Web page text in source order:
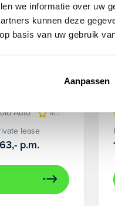
we informatie over uw
kunnen deze
basis van uw gebruik
Aanpassen
Auto
lichtmetalen
lease
p.m.